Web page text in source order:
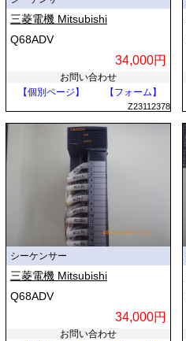
三菱電機 Mitsubishi
Q68ADV
34,000円
お問い合わせ
【個別ページ】
【フォーム】
Z23112378
シーケンサー
三菱電機 Mitsubishi
Q68ADV
34,000円
お問い合わせ